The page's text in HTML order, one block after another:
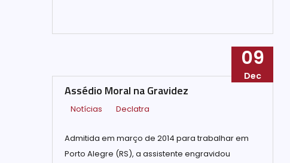
09
Dec
Assédio Moral na Gravidez
Notícias Declatra
Admitida em março de 2014 para trabalhar em
Porto Alegre (RS), a assistente engravidou